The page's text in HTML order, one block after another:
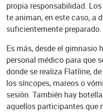
propia responsabilidad.
te animan, en este caso, a
suficientemente preparado.
Es más, desde el gimnasio
personal médico para que
donde se realiza Flatline,
los síncopes, mareos o
sesión. También hay
aquellos participantes que